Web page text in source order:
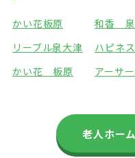
かい花板原 和香 泉
リーブル泉大津
ハピネ
かい花 板原
アーサ
老人ホー